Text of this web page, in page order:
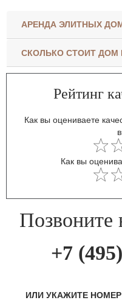
АРЕНДА ЭЛИТНЫХ
СКОЛЬКО СТОИТ ДОМ
Рейтинг
Как вы оцениваете
Как вы
Позвоните
+7
ИЛИ УКАЖИТЕ